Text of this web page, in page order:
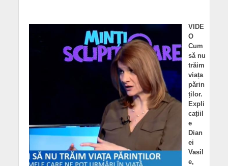
VIDE
O
Cum
să nu
trăim
viața
părin
ților.
Expli
cațiil
e
Dian
ei
Vasil
e,